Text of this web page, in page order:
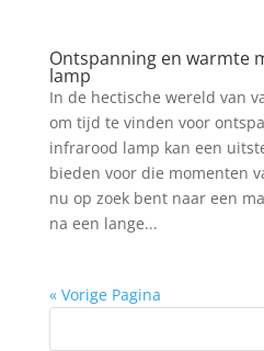
Ontspanning en warmte
lamp
In de hectische wereld van
om tijd te vinden voor
infrarood lamp kan een
bieden voor die momenten
nu op zoek bent naar een
na een lange...
« Vorige Pagina